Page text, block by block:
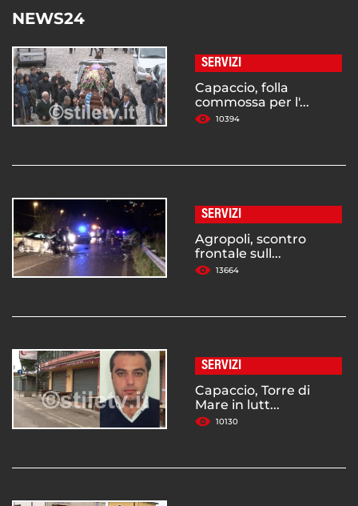
NEWS24
SERVIZI
Capaccio, folla
commossa per l'...
10394
SERVIZI
Agropoli, scontro
frontale sull...
13664
SERVIZI
Capaccio, Torre di
Mare in lutt...
10130